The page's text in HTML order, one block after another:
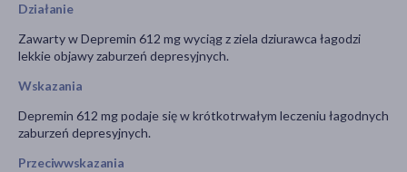
Działanie
Zawarty w Depremin 612 mg wyciąg z ziela dziurawca łagodzi
lekkie objawy zaburzeń depresyjnych.
Wskazania
Depremin 612 mg podaje się w krótkotrwałym leczeniu łagodnych
zaburzeń depresyjnych.
Przeciwwskazania